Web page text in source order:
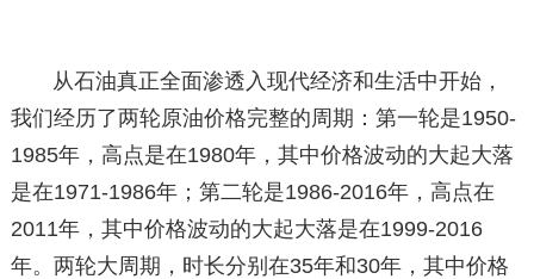
从石油真正全面渗透入现代经济和生活中开始，
我们经历了两轮原油价格完整的周期：第一轮是1950-
1985年，高点是在1980年，其中价格波动的大起大落
是在1971-1986年；第二轮是1986-2016年，高点在
2011年，其中价格波动的大起大落是在1999-2016
年。两轮大周期，时长分别在35年和30年，其中价格